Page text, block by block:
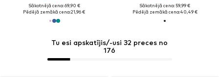
Sākotnējā cena: 69,90 €
Pēdējā zemākā cena:21,96 €
Sākotnējā cena: 59,99 €
Pēdējā zemākā cena:40,49 €
Tu esi apskatījis/-usi 32 preces no
176